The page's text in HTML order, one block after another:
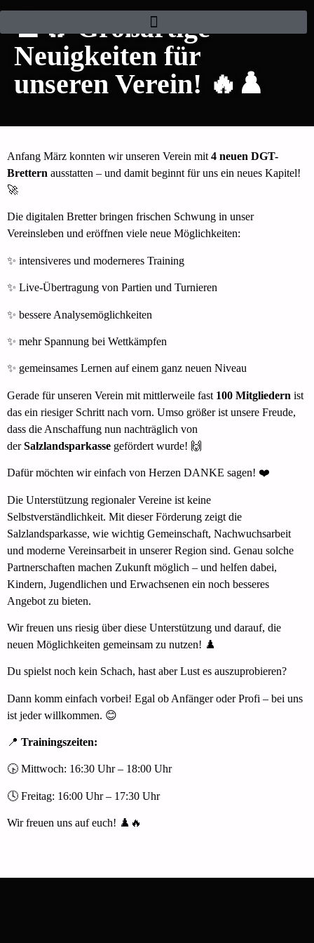
♟️🔥 Großartige
Neuigkeiten für
unseren Verein! 🔥♟️
Anfang März konnten wir unseren Verein mit 4 neuen DGT-
Brettern ausstatten – und damit beginnt für uns ein neues Kapitel!
🚀
Die digitalen Bretter bringen frischen Schwung in unser
Vereinsleben und eröffnen viele neue Möglichkeiten:
✨ intensiveres und moderneres Training
✨ Live-Übertragung von Partien und Turnieren
✨ bessere Analysemöglichkeiten
✨ mehr Spannung bei Wettkämpfen
✨ gemeinsames Lernen auf einem ganz neuen Niveau
Gerade für unseren Verein mit mittlerweile fast 100 Mitgliedern ist
das ein riesiger Schritt nach vorn. Umso größer ist unsere Freude,
dass die Anschaffung nun nachträglich von
derSalzlandsparkasse gefördert wurde! 🙌
Dafür möchten wir einfach von Herzen DANKE sagen! ❤️
Die Unterstützung regionaler Vereine ist keine
Selbstverständlichkeit. Mit dieser Förderung zeigt die
Salzlandsparkasse, wie wichtig Gemeinschaft, Nachwuchsarbeit
und moderne Vereinsarbeit in unserer Region sind. Genau solche
Partnerschaften machen Zukunft möglich – und helfen dabei,
Kindern, Jugendlichen und Erwachsenen ein noch besseres
Angebot zu bieten.
Wir freuen uns riesig über diese Unterstützung und darauf, die
neuen Möglichkeiten gemeinsam zu nutzen! ♟️
Du spielst noch kein Schach, hast aber Lust es auszuprobieren?
Dann komm einfach vorbei! Egal ob Anfänger oder Profi – bei uns
ist jeder willkommen. 😊
📍 Trainingszeiten:
🕟 Mittwoch: 16:30 Uhr – 18:00 Uhr
🕓 Freitag: 16:00 Uhr – 17:30 Uhr
Wir freuen uns auf euch! ♟️🔥